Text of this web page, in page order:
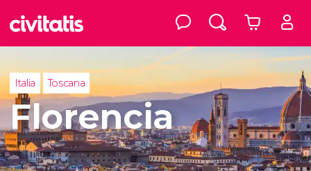
Italia Toscana
Florencia